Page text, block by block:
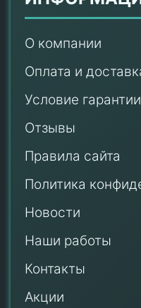
О компании
Оплата и
Условие гарантии
Отзывы
Правила сайта
Политика
Новости
Наши работы
Контакты
Акции